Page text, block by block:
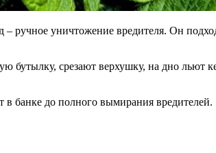
ручное уничтожение вредителя. Он
бутылку, срезают верхушку, на дно
банке до полного вымирания вредителей.